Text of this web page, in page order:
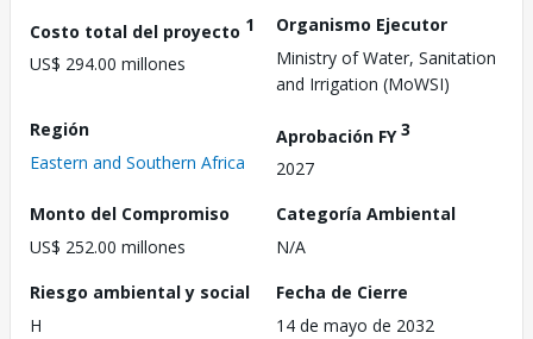
Costo total del proyecto 1
US$ 294.00 millones
Organismo Ejecutor
Ministry of Water, Sanitation
and Irrigation (MoWSI)
Región
Eastern and Southern Africa
Aprobación FY3
2027
Monto del Compromiso
US$ 252.00 millones
Categoría Ambiental
N/A
Riesgo ambiental y social
H
Fecha de Cierre
14 de mayo de 2032